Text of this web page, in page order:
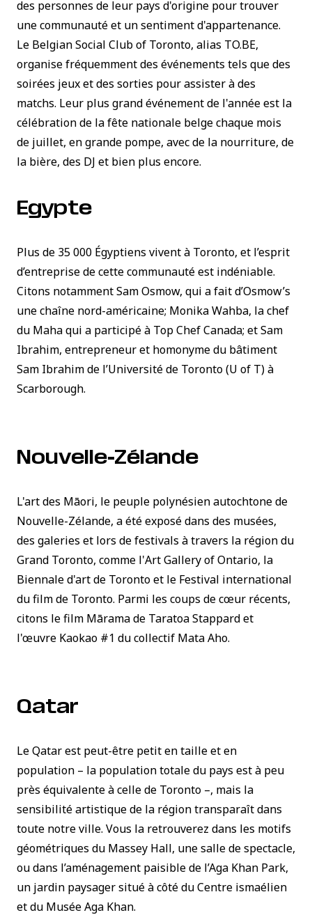
des personnes de leur pays d'origine pour trouver
une communauté et un sentiment d'appartenance.
Le Belgian Social Club of Toronto, alias TO.BE,
organise fréquemment des événements tels que des
soirées jeux et des sorties pour assister à des
matchs. Leur plus grand événement de l'année est la
célébration de la fête nationale belge chaque mois
de juillet, en grande pompe, avec de la nourriture, de
la bière, des DJ et bien plus encore.
Egypte
Plus de 35 000 Égyptiens vivent à Toronto, et l’esprit
d’entreprise de cette communauté est indéniable.
Citons notamment Sam Osmow, qui a fait d’Osmow’s
une chaîne nord-américaine; Monika Wahba, la chef
du Maha qui a participé à Top Chef Canada; et Sam
Ibrahim, entrepreneur et homonyme du bâtiment
Sam Ibrahim de l’Université de Toronto (U of T) à
Scarborough.
Nouvelle-Zélande
L'art des Māori, le peuple polynésien autochtone de
Nouvelle-Zélande, a été exposé dans des musées,
des galeries et lors de festivals à travers la région du
Grand Toronto, comme l'Art Gallery of Ontario, la
Biennale d'art de Toronto et le Festival international
du film de Toronto. Parmi les coups de cœur récents,
citons le film Māramade Taratoa Stappard et
l'œuvre Kaokao #1 du collectif Mata Aho.
Qatar
Le Qatar est peut-être petit en taille et en
population – la population totale du pays est à peu
près équivalente à celle de Toronto –, mais la
sensibilité artistique de la région transparaît dans
toute notre ville. Vous la retrouverez dans les motifs
géométriques du Massey Hall, une salle de spectacle,
ou dans l’aménagement paisible de l’Aga Khan Park,
un jardin paysager situé à côté du Centre ismaélien
et du Musée Aga Khan.